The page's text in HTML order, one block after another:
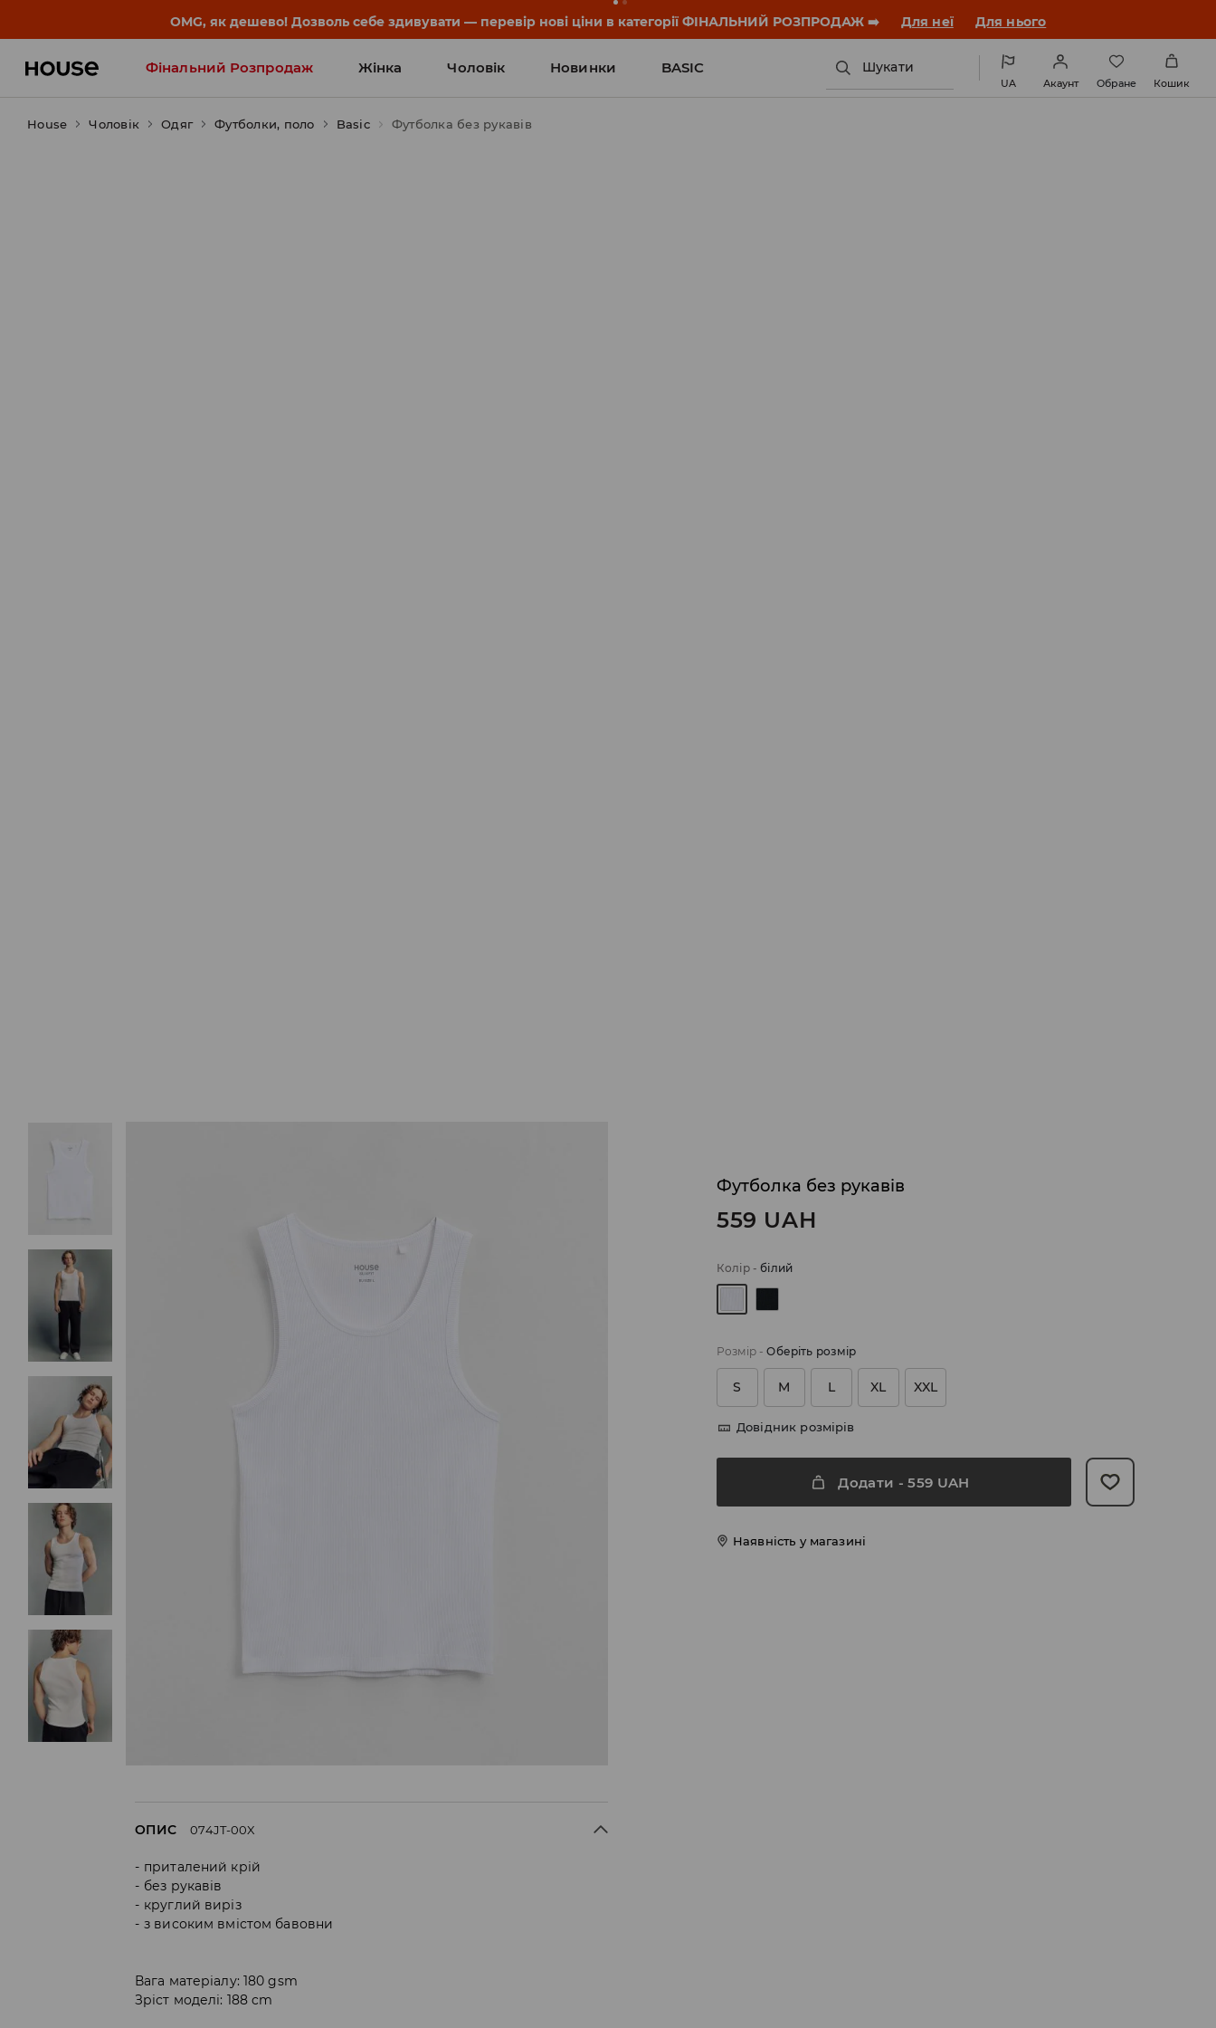
-30% на ПРОДУКТ ДНЯ 🛍️ Купон та деталі акції знайдеш у своєму обліковому записі 💸 ЗАВАНТАЖИТИ ДОДАТОК
Фінальний Розпродаж Жінка Чоловік Новинки BASIC
Influencers' Faves
Шукати
UA Акаунт Обране Кошик
House Чоловік Одяг Футболки, поло Basic Футболка без рукавів
Футболка без рукавів
559 UAH
Колір-білий
Розмір-Оберіть розмір
S M L XL XXL
Довідник розмірів
Додати -559 UAH
Наявність у магазині
ОПИС 074JT-00X
приталений крій
без рукавів
круглий виріз
з високим вмістом бавовни
Вага матеріалу: 180 gsm
Зріст моделі: 188 cm